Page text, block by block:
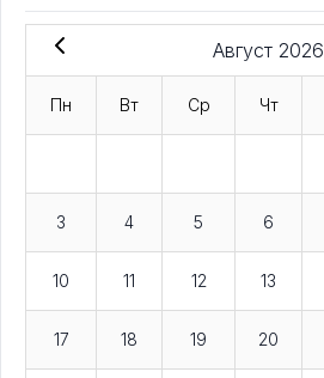
Август 2026
Пн Вт Ср Чт
3 4 5 6
10 11 12 13
17 18 19 20